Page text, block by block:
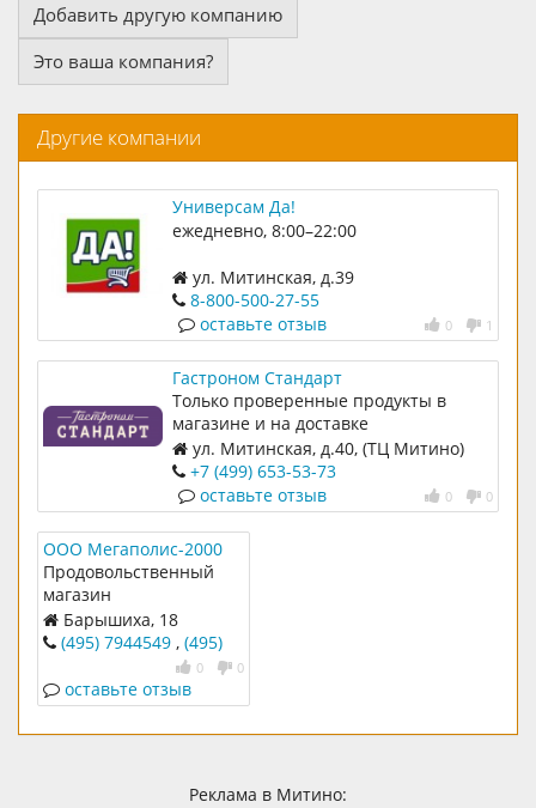
Добавить другую компанию
Это ваша компания?
Другие компании
Универсам Да!
ежедневно, 8:00–22:00
ул. Митинская, д.39
8-800-500-27-55
0 1
оставьте отзыв
Гастроном Стандарт
Только проверенные продукты в
магазине и на доставке
ул. Митинская, д.40, (ТЦ Митино)
+7 (499) 653-53-73
0 0
оставьте отзыв
ООО Мегаполис-2000
Продовольственный
магазин
Барышиха, 18
(495) 7944549 , (495)
0 0
оставьте отзыв
Реклама в Митино: